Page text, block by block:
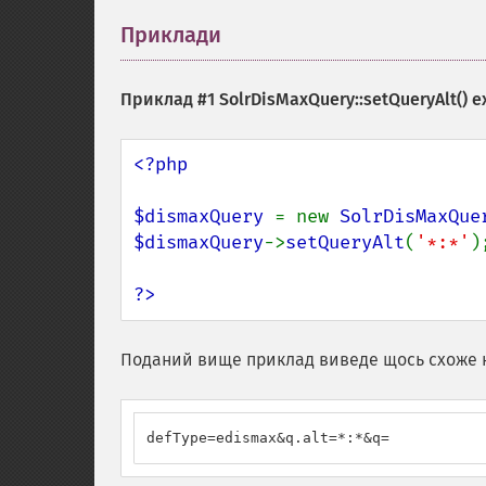
Приклади
Приклад #1 SolrDisMaxQuery::setQueryAlt()
<?php
$dismaxQuery = new
$dismaxQuery->setQueryAlt( '*:*'
?>
Поданий вище приклад виведе щось схоже
defType=edismax&q.alt=*:*&q=